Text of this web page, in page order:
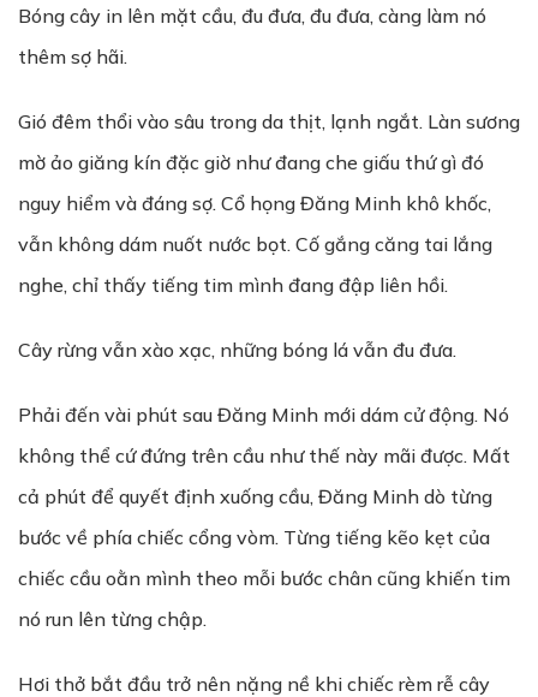
Bóng cây in lên mặt cầu, đu đưa, đu đưa, càng làm nó
thêm sợ hãi.
Gió đêm thổi vào sâu trong da thịt, lạnh ngắt. Làn sương
mờ ảo giăng kín đặc giờ như đang che giấu thứ gì đó
nguy hiểm và đáng sợ. Cổ họng Đăng Minh khô khốc,
vẫn không dám nuốt nước bọt. Cố gắng căng tai lắng
nghe, chỉ thấy tiếng tim mình đang đập liên hồi.
Cây rừng vẫn xào xạc, những bóng lá vẫn đu đưa.
Phải đến vài phút sau Đăng Minh mới dám cử động. Nó
không thể cứ đứng trên cầu như thế này mãi được. Mất
cả phút để quyết định xuống cầu, Đăng Minh dò từng
bước về phía chiếc cổng vòm. Từng tiếng kẽo kẹt của
chiếc cầu oằn mình theo mỗi bước chân cũng khiến tim
nó run lên từng chập.
Hơi thở bắt đầu trở nên nặng nề khi chiếc rèm rễ cây